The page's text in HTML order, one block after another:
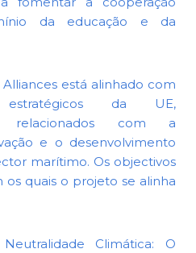
da educação e da
está alinhado com
da UE,
relacionados com a
e o desenvolvimento
marítimo. Os objectivos
os quais o projeto se alinha
Climática: O